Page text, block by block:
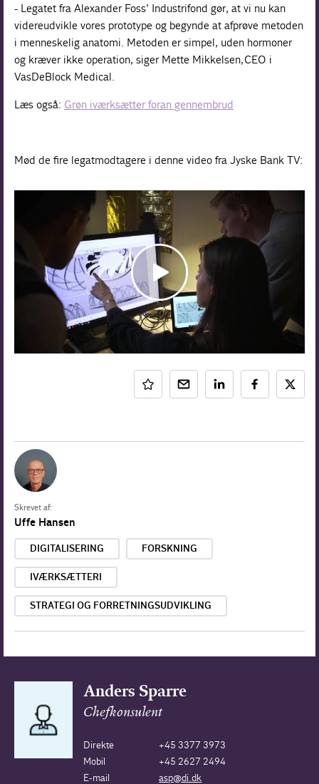
- Legatet fra Alexander Foss’ Industrifond gør, at vi nu kan
videreudvikle vores prototype og begynde at afprøve metoden
i menneskelig anatomi. Metoden er simpel, uden hormoner
og kræver ikke operation, siger Mette Mikkelsen, CEO i
VasDeBlock Medical.
Læs også: Grøn iværksætter foran gennembrud
Mød de fire legatmodtagere i denne video fra Jyske Bank TV:
Skrevet af:
Uffe Hansen
DIGITALISERING FORSKNING
IVÆRKSÆTTERI
STRATEGI OG FORRETNINGSUDVIKLING
Anders Sparre
Chefkonsulent
Direkte
+45 3377 3973
Mobil
+45 2627 2494
E-mail
asp@di.dk